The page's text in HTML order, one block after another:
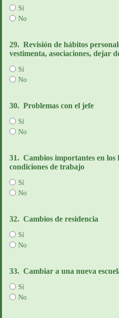
Sí
No
29. Revisión de hábitos
vestimenta, asociaciones, dejar
Sí
No
30. Problemas con el jefe
Sí
No
31. Cambios importantes en los
condiciones de trabajo
Sí
No
32. Cambios de residencia
Sí
No
33. Cambiar a una nueva
Sí
No